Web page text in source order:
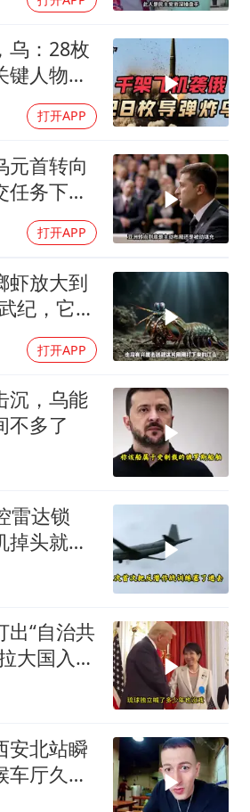
商场现钱学森巨幅海报 负责人回应
乐享全民健身 共筑健康中国
乌：28枚
键人物被
打开APP
元首转向
任务下
打开APP
虾放大到
纪，它能
打开APP
沉，乌能
不多了
雷达锁
掉头就
出“自治共
大国入局
安北站瞬
车厅久久